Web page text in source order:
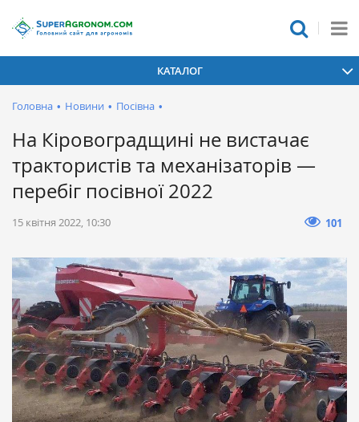
КАТАЛОГ
Головна • Новини • Посівна •
На Кіровоградщині не вистачає
трактористів та механізаторів —
перебіг посівної 2022
15 квітня 2022, 10:30 101